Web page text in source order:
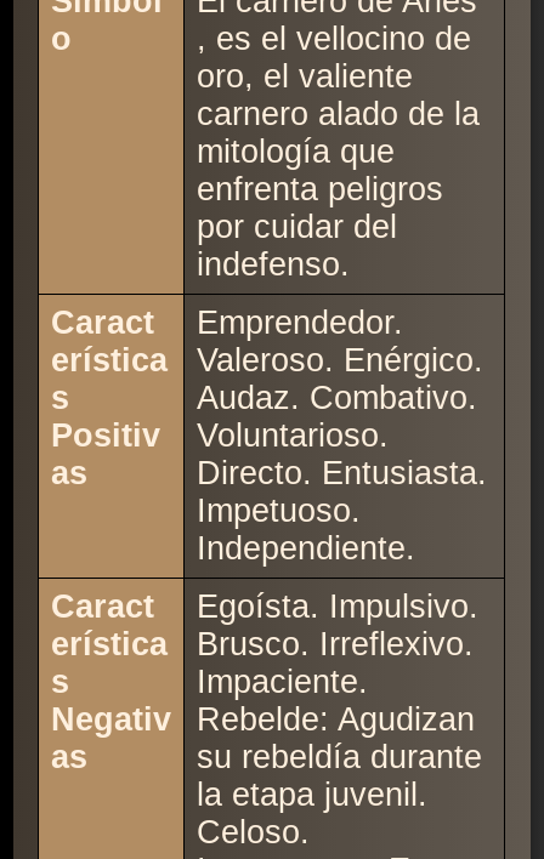
o
, es el vellocino de
oro, el valiente
carnero alado de la
mitología que
enfrenta peligros
por cuidar del
indefenso.
Caract
erística
s
Positiv
as
Emprendedor.
Valeroso. Enérgico.
Audaz. Combativo.
Voluntarioso.
Directo. Entusiasta.
Impetuoso.
Independiente.
Caract
erística
s
Negativ
as
Egoísta. Impulsivo.
Brusco. Irreflexivo.
Impaciente.
Rebelde: Agudizan
su rebeldía durante
la etapa juvenil.
Celoso.